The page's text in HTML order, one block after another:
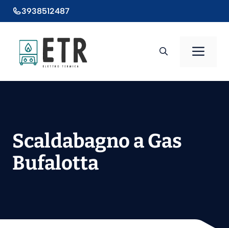
al
3938512487
Scaldabagno a Gas
Bufalotta